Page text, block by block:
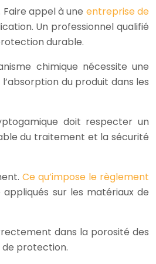
appel à une entreprise de
Un professionnel qualifié
durable.
chimique nécessite une
du produit dans les
doit respecter un
du traitement et la sécurité
Ce qu’impose le règlement
sur les matériaux de
dans la porosité des
de protection.